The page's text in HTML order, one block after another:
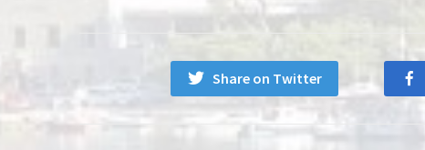
Share on Twitter